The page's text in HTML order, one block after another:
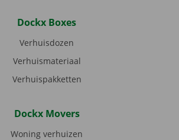
Dockx Boxes
Verhuisdozen
Verhuismateriaal
Verhuispakketten
Dockx Movers
Woning verhuizen